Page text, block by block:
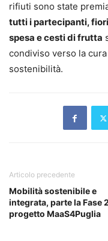
rifiuti sono state
tutti i partecipanti,
spesa e cesti di frutta
condiviso verso la
sostenibilità.
Articolo precedente
Mobilità sostenibile e
integrata, parte la Fase
progetto MaaS4Puglia